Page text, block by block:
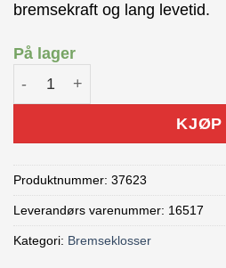
bremsekraft og lang levetid.
På lager
TRP Skiveklosser 4-Piston
KJØP
Produktnummer: 37623
Leverandørs varenummer: 16517
Kategori: Bremseklosser